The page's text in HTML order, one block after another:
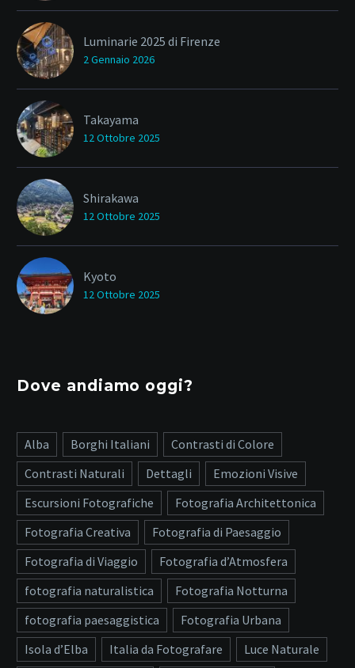
Luminarie 2025 di Firenze
2 Gennaio 2026
Takayama
12 Ottobre 2025
Shirakawa
12 Ottobre 2025
Kyoto
12 Ottobre 2025
Dove andiamo oggi?
Alba Borghi Italiani
Contrasti di Colore
Contrasti Naturali
Dettagli
Emozioni Visive
Escursioni Fotografiche
Fotografia Architettonica
Fotografia Creativa
Fotografia di Paesaggio
Fotografia di Viaggio
Fotografia d’Atmosfera
fotografia naturalistica
Fotografia Notturna
fotografia paesaggistica
Fotografia Urbana
Isola d’Elba
Italia da Fotografare
Luce Naturale